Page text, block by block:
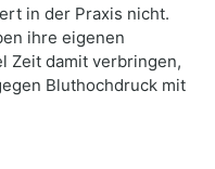
in der Praxis nicht.
ihre eigenen
Zeit damit verbringen,
Bluthochdruck mit